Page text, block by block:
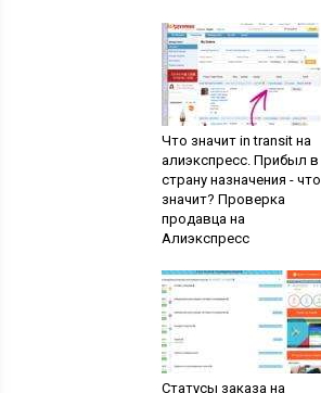
Что значит in transit на
алиэкспресс. Прибыл в
страну назначения - что
значит? Проверка
продавца на
Алиэкспресс
Статусы заказа на